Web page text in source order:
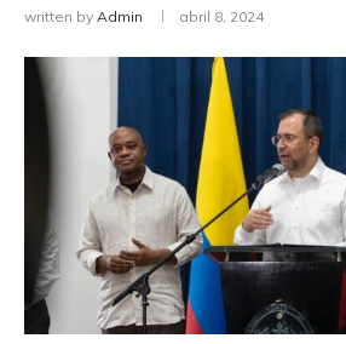
written by Admin abril 8, 2024